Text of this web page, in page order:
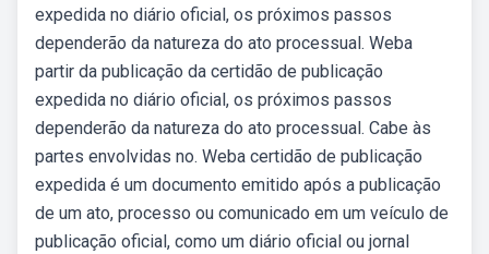
expedida no diário oficial, os próximos passos
dependerão da natureza do ato processual. Weba
partir da publicação da certidão de publicação
expedida no diário oficial, os próximos passos
dependerão da natureza do ato processual. Cabe às
partes envolvidas no. Weba certidão de publicação
expedida é um documento emitido após a publicação
de um ato, processo ou comunicado em um veículo de
publicação oficial, como um diário oficial ou jornal